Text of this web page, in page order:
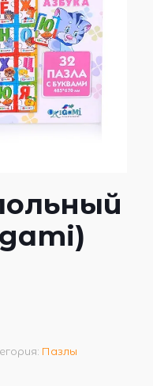
Пазлы